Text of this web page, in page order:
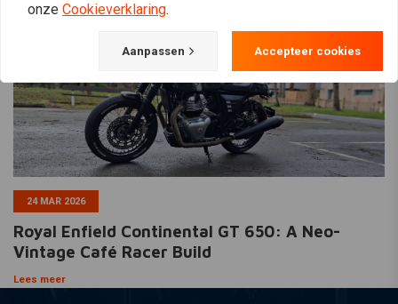
24 MAR 2026
Royal Enfield Continental GT 650: A Neo-
Vintage Café Racer Build
Lees meer
onze Cookieverklaring.
Aanpassen Accepteer cookies